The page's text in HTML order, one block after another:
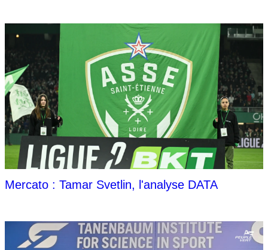
Mercato : Tamar Svetlin, l'analyse DATA